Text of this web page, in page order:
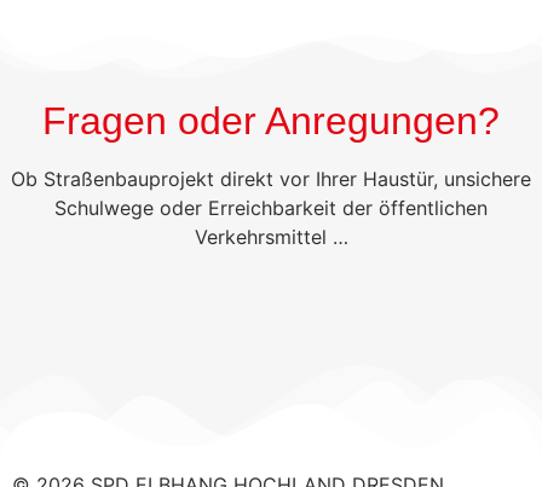
Fragen oder Anregungen?
Ob Straßenbauprojekt direkt vor Ihrer Haustür, unsichere
Schulwege oder Erreichbarkeit der öffentlichen
Verkehrsmittel …